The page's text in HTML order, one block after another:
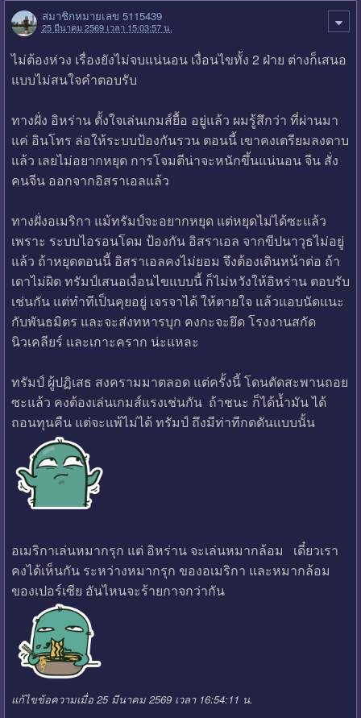
สมาชิกหมายเลข 5115439
25 มีนาคม 2569 เวลา 15:03:57 น.
ไม่ต้องห่วง เรื่องยังไม่จบแน่นอน เงื่อนไขทั้ง 2 ฝ่าย ต่างก็เสนอ
แบบไม่สนใจคำตอบรับ
ทางฝั่ง อิหร่าน ตั้งใจเล่นเกมส์ยื้อ อยู่แล้ว ผมรู้สึกว่า ที่ผ่านมา
แค่ อินโทร ล่อให้ระบบป้องกันรวน ตอนนี้ เขาคงเตรียมลงดาบ
แล้ว เลยไม่อยากหยุด การโจมตีน่าจะหนักขึ้นแน่นอน จีน สั่ง
คนจีน ออกจากอิสราเอลแล้ว
ทางฝั่งอเมริกา แม้ทรัมป์จะอยากหยุด แต่หยุดไม่ได้ซะแล้ว
เพราะ ระบบไอรอนโดม ป้องกัน อิสราเอล จากขีปนาวุธไม่อยู่
แล้ว ถ้าหยุดตอนนี้ อิสราเอลคงไม่ยอม จึงต้องเดินหน้าต่อ ถ้า
เดาไม่ผิด ทรัมป์เสนอเงื่อนไขแบบนี้ ก็ไม่หวังให้อิหร่าน ตอบรับ
เช่นกัน แต่ทำทีเป็นคุยอยู่ เจรจาได้ ให้ตายใจ แล้วแอบนัดแนะ
กับพันธมิตร และจะส่งทหารบุก คงกะจะยึด โรงงานสกัด
นิวเคลียร์ และเกาะคราก น่ะแหละ
ทรัมป์ ผู้ปฏิเสธ สงครามมาตลอด แต่ครั้งนี้ โดนตัดสะพานถอย
ซะแล้ว คงต้องเล่นเกมส์แรงเช่นกัน ถ้าชนะ ก็ได้น้ำมัน ได้
ถอนทุนคืน แต่จะแพ้ไม่ได้ ทรัมป์ ถึงมีท่าทีกดดันแบบนั้น
อเมริกาเล่นหมากรุก แต่ อิหร่าน จะเล่นหมากล้อม เดี๋ยวเรา
คงได้เห็นกัน ระหว่างหมากรุก ของอเมริกา และหมากล้อม
ของเปอร์เซีย อันไหนจะร้ายกาจกว่ากัน
แก้ไขข้อความเมื่อ 25 มีนาคม 2569 เวลา 16:54:11 น.